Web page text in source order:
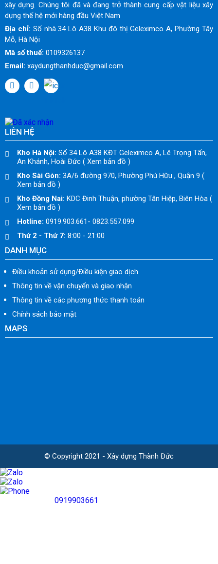
xây dựng. Chúng tôi đã và đang trở thành cung cấp vật liệu xây
dựng thế hệ mới hàng đầu Việt Nam
Địa chỉ: Số nhà 34 Lô A38 Khu đô thị Geleximco A, Phường Tây
Mỗ, Hà Nội
Mã số thuế: 0109326137
Email: xaydungthanhduc@gmail.com
LIÊN HỆ
Kho Hà Nội: Số 34 Lô A38 KĐT Geleximco A, Lê Trọng Tấn,
An Khánh, Hoài Đức ( Xem bản đồ )
Kho Sài Gòn: 3A/6 đường 970, Phường Phú Hữu , Quận 9 (
Xem bản đồ )
Kho Đồng Nai: KDC Đinh Thuận, phường Tân Hiệp, Biên Hòa (
Xem bản đồ )
Hotline: 0919.903.661- 0823.557.099
Thứ 2 - Thứ 7: 8:00 - 21:00
DANH MỤC
Điều khoản sử dụng/Điều kiện giao dịch.
Thông tin về vận chuyển và giao nhận
Thông tin về các phương thức thanh toán
Chính sách bảo mật
MAPS
© Copyright 2021 - Xây dựng Thành Đức
0919903661